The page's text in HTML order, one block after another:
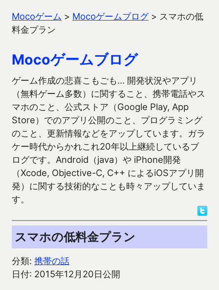
Mocoゲーム > Mocoゲームブログ> スマホの低
料金プラン
Mocoゲームブログ
ゲーム作成の悲喜こもごも… 開発状況やアプリ
（無料ゲーム多数）に関すること、携帯電話やス
マホのこと、公式ストア（Google Play, App
Store）でのアプリ公開のこと、プログラミング
のこと、更新情報などをアップしています。ガラ
ケー時代からかれこれ20年以上継続しているブ
ログです。Android（java）や iPhone開発
（Xcode, Objective-C, C++ によるiOSアプリ開
発）に関する技術的なことも時々アップしていま
す。
スマホの低料金プラン
分類: 携帯の話
日付: 2015年12月20日公開